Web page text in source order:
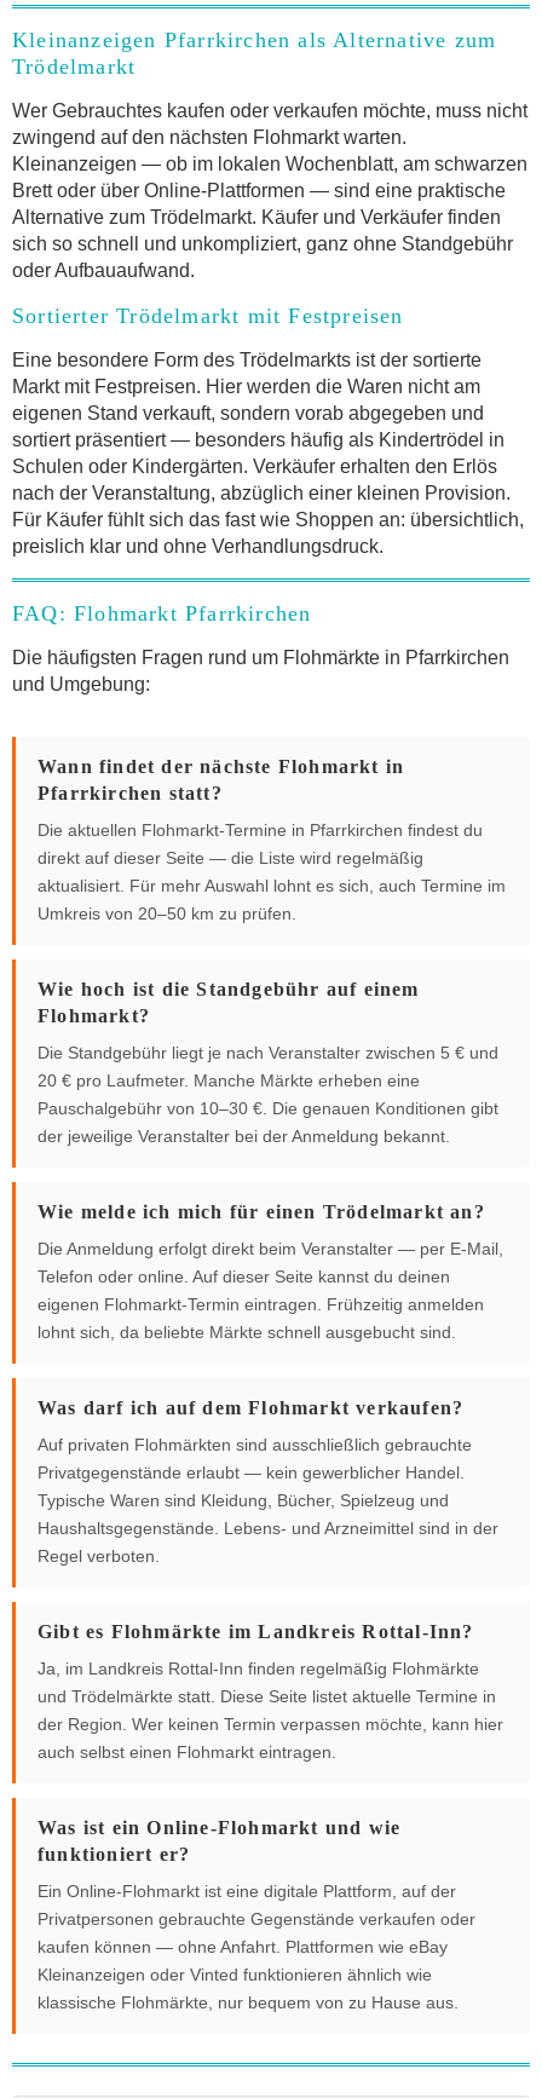
Kleinanzeigen Pfarrkirchen als Alternative zum
Trödelmarkt
Wer Gebrauchtes kaufen oder verkaufen möchte, muss nicht
zwingend auf den nächsten Flohmarkt warten.
Kleinanzeigen — ob im lokalen Wochenblatt, am schwarzen
Brett oder über Online-Plattformen — sind eine praktische
Alternative zum Trödelmarkt. Käufer und Verkäufer finden
sich so schnell und unkompliziert, ganz ohne Standgebühr
oder Aufbauaufwand.
Sortierter Trödelmarkt mit Festpreisen
Eine besondere Form des Trödelmarkts ist der sortierte
Markt mit Festpreisen. Hier werden die Waren nicht am
eigenen Stand verkauft, sondern vorab abgegeben und
sortiert präsentiert — besonders häufig als Kindertrödel in
Schulen oder Kindergärten. Verkäufer erhalten den Erlös
nach der Veranstaltung, abzüglich einer kleinen Provision.
Für Käufer fühlt sich das fast wie Shoppen an: übersichtlich,
preislich klar und ohne Verhandlungsdruck.
FAQ: Flohmarkt Pfarrkirchen
Die häufigsten Fragen rund um Flohmärkte in Pfarrkirchen
und Umgebung:
Wann findet der nächste Flohmarkt in
Pfarrkirchen statt?
Die aktuellen Flohmarkt-Termine in Pfarrkirchen findest du
direkt auf dieser Seite — die Liste wird regelmäßig
aktualisiert. Für mehr Auswahl lohnt es sich, auch Termine im
Umkreis von 20–50 km zu prüfen.
Wie hoch ist die Standgebühr auf einem
Flohmarkt?
Die Standgebühr liegt je nach Veranstalter zwischen 5 € und
20 € pro Laufmeter. Manche Märkte erheben eine
Pauschalgebühr von 10–30 €. Die genauen Konditionen gibt
der jeweilige Veranstalter bei der Anmeldung bekannt.
Wie melde ich mich für einen Trödelmarkt an?
Die Anmeldung erfolgt direkt beim Veranstalter — per E-Mail,
Telefon oder online. Auf dieser Seite kannst du deinen
eigenen Flohmarkt-Termin eintragen. Frühzeitig anmelden
lohnt sich, da beliebte Märkte schnell ausgebucht sind.
Was darf ich auf dem Flohmarkt verkaufen?
Auf privaten Flohmärkten sind ausschließlich gebrauchte
Privatgegenstände erlaubt — kein gewerblicher Handel.
Typische Waren sind Kleidung, Bücher, Spielzeug und
Haushaltsgegenstände. Lebens- und Arzneimittel sind in der
Regel verboten.
Gibt es Flohmärkte im Landkreis Rottal-Inn?
Ja, im Landkreis Rottal-Inn finden regelmäßig Flohmärkte
und Trödelmärkte statt. Diese Seite listet aktuelle Termine in
der Region. Wer keinen Termin verpassen möchte, kann hier
auch selbst einen Flohmarkt eintragen.
Was ist ein Online-Flohmarkt und wie
funktioniert er?
Ein Online-Flohmarkt ist eine digitale Plattform, auf der
Privatpersonen gebrauchte Gegenstände verkaufen oder
kaufen können — ohne Anfahrt. Plattformen wie eBay
Kleinanzeigen oder Vinted funktionieren ähnlich wie
klassische Flohmärkte, nur bequem von zu Hause aus.